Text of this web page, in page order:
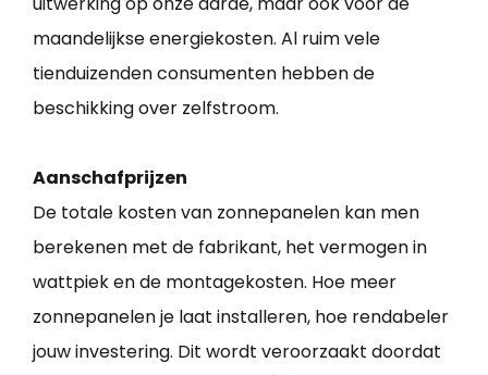
maandelijkse energiekosten. Al ruim vele
tienduizenden consumenten hebben de
beschikking over zelfstroom.
Aanschafprijzen
De totale kosten van zonnepanelen kan men
berekenen met de fabrikant, het vermogen in
wattpiek en de montagekosten. Hoe meer
zonnepanelen je laat installeren, hoe rendabeler
jouw investering. Dit wordt veroorzaakt doordat